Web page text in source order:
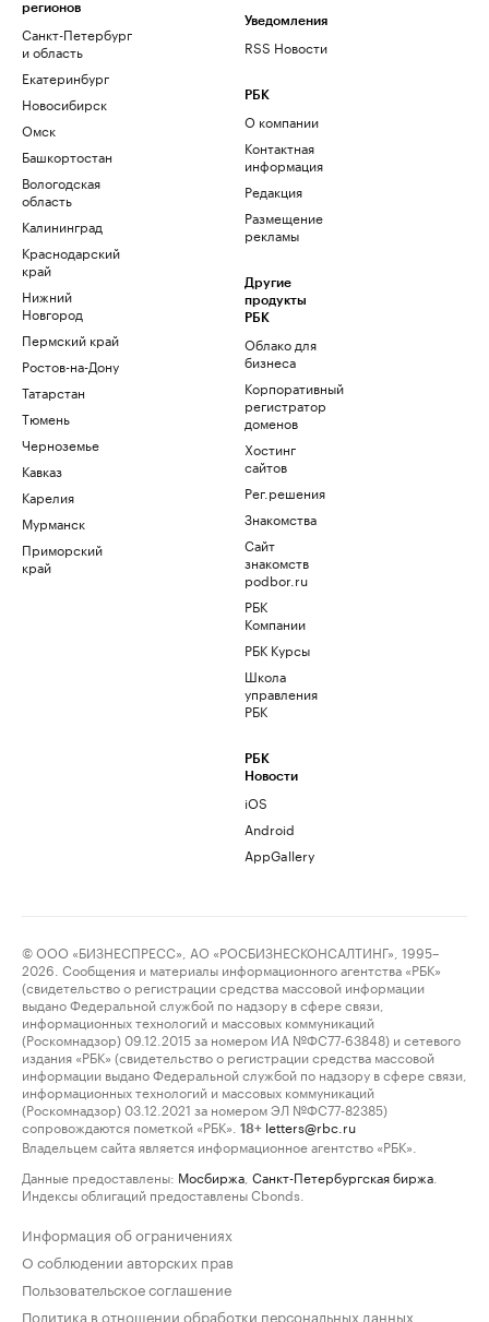
регионов
Санкт-Петербург
и область
Екатеринбург
Новосибирск
Омск
Башкортостан
Вологодская
область
Калининград
Краснодарский
край
Нижний
Новгород
Пермский край
Ростов-на-Дону
Татарстан
Тюмень
Черноземье
Кавказ
Карелия
Мурманск
Приморский
край
Уведомления
RSS Новости
РБК
О компании
Контактная
информация
Редакция
Размещение
рекламы
Другие
продукты
РБК
Облако для
бизнеса
Корпоративный
регистратор
доменов
Хостинг
сайтов
Рег.решения
Знакомства
Сайт
знакомств
podbor.ru
РБК
Компании
РБК Курсы
Школа
управления
РБК
РБК
Новости
iOS
Android
AppGallery
© ООО «БИЗНЕСПРЕСС», АО «РОСБИЗНЕСКОНСАЛТИНГ», 1995–
2026. Сообщения и материалы информационного агентства «РБК»
(свидетельство о регистрации средства массовой информации
выдано Федеральной службой по надзору в сфере связи,
информационных технологий и массовых коммуникаций
(Роскомнадзор) 09.12.2015 за номером ИА №ФС77-63848) и сетевого
издания «РБК» (свидетельство о регистрации средства массовой
информации выдано Федеральной службой по надзору в сфере связи,
информационных технологий и массовых коммуникаций
(Роскомнадзор) 03.12.2021 за номером ЭЛ №ФС77-82385)
сопровождаются пометкой «РБК».
18+ letters@rbc.ru
Владельцем сайта является информационное агентство «РБК».
Данные предоставлены: Мосбиржа Санкт-Петербургская биржа
Индексы облигаций предоставлены Cbonds.
Информация об ограничениях
О соблюдении авторских прав
Пользовательское соглашение
Политика в отношении обработки персональных данных